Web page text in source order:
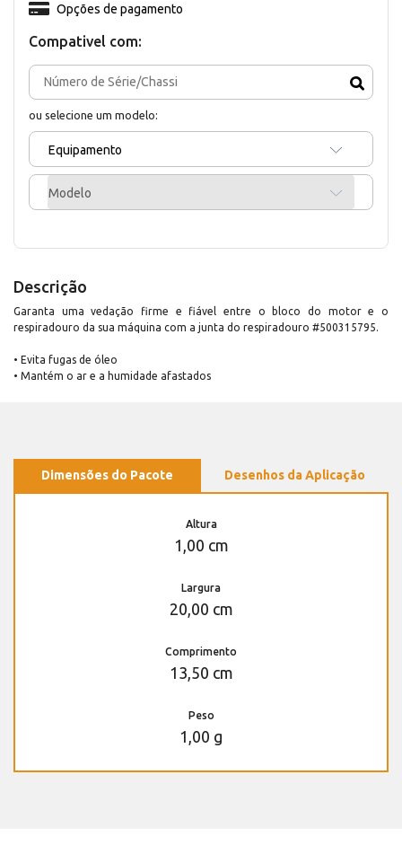
Compativel com:
ou selecione um modelo:
Equipamento
Modelo
Opções de pagamento
Descrição
Garanta uma vedação firme e fiável entre o bloco do motor e o
respiradouro da sua máquina com a junta do respiradouro #500315795.
• Evita fugas de óleo
• Mantém o ar e a humidade afastados
Dimensões do Pacote Desenhos da Aplicação
Altura
1,00 cm
Largura
20,00 cm
Comprimento
13,50 cm
Peso
1,00 g